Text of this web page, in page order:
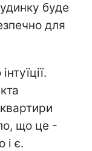
буде
для
що це -
і є.